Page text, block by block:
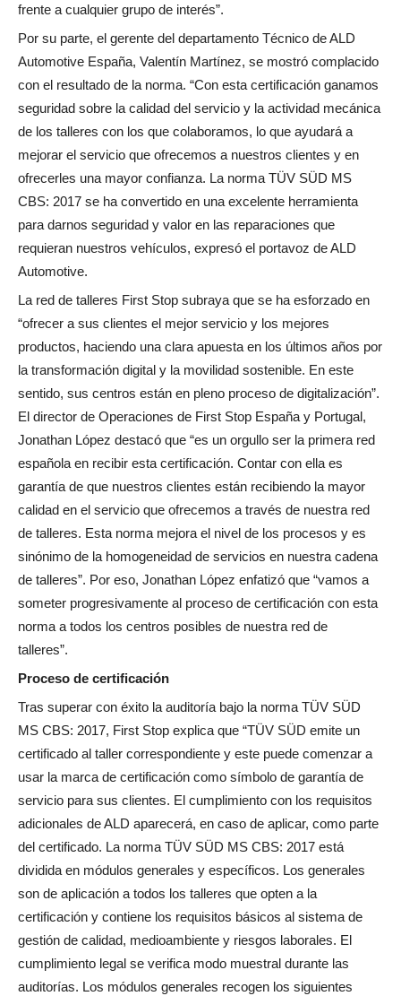
frente a cualquier grupo de interés”.
Por su parte, el gerente del departamento Técnico de ALD
Automotive España, Valentín Martínez, se mostró complacido
con el resultado de la norma. “Con esta certificación ganamos
seguridad sobre la calidad del servicio y la actividad mecánica
de los talleres con los que colaboramos, lo que ayudará a
mejorar el servicio que ofrecemos a nuestros clientes y en
ofrecerles una mayor confianza. La norma TÜV SÜD MS
CBS: 2017 se ha convertido en una excelente herramienta
para darnos seguridad y valor en las reparaciones que
requieran nuestros vehículos, expresó el portavoz de ALD
Automotive.
La red de talleres First Stop subraya que se ha esforzado en
“ofrecer a sus clientes el mejor servicio y los mejores
productos, haciendo una clara apuesta en los últimos años por
la transformación digital y la movilidad sostenible. En este
sentido, sus centros están en pleno proceso de digitalización”.
El director de Operaciones de First Stop España y Portugal,
Jonathan López destacó que “es un orgullo ser la primera red
española en recibir esta certificación. Contar con ella es
garantía de que nuestros clientes están recibiendo la mayor
calidad en el servicio que ofrecemos a través de nuestra red
de talleres. Esta norma mejora el nivel de los procesos y es
sinónimo de la homogeneidad de servicios en nuestra cadena
de talleres”. Por eso, Jonathan López enfatizó que “vamos a
someter progresivamente al proceso de certificación con esta
norma a todos los centros posibles de nuestra red de
talleres”.
Proceso de certificación
Tras superar con éxito la auditoría bajo la norma TÜV SÜD
MS CBS: 2017, First Stop explica que “TÜV SÜD emite un
certificado al taller correspondiente y este puede comenzar a
usar la marca de certificación como símbolo de garantía de
servicio para sus clientes. El cumplimiento con los requisitos
adicionales de ALD aparecerá, en caso de aplicar, como parte
del certificado. La norma TÜV SÜD MS CBS: 2017 está
dividida en módulos generales y específicos. Los generales
son de aplicación a todos los talleres que opten a la
certificación y contiene los requisitos básicos al sistema de
gestión de calidad, medioambiente y riesgos laborales. El
cumplimiento legal se verifica modo muestral durante las
auditorías. Los módulos generales recogen los siguientes